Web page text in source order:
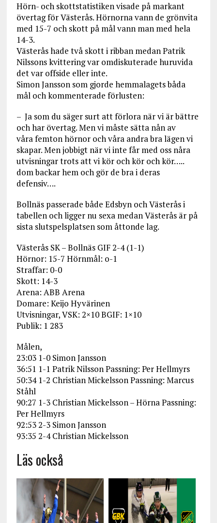
Hörn- och skottstatistiken visade på markant
övertag för Västerås. Hörnorna vann de grönvita
med 15-7 och skott på mål vann man med hela
14-3.
Västerås hade två skott i ribban medan Patrik
Nilssons kvittering var omdiskuterade huruvida
det var offside eller inte.
Simon Jansson som gjorde hemmalagets båda
mål och kommenterade förlusten:
– Ja som du säger surt att förlora när vi är bättre
och har övertag. Men vi måste sätta nån av
våra femton hörnor och våra andra bra lägen vi
skapar. Men jobbigt när vi inte får med oss nåra
utvisningar trots att vi kör och kör och kör…..
dom backar hem och gör de bra i deras
defensiv….
Bollnäs passerade både Edsbyn och Västerås i
tabellen och ligger nu sexa medan Västerås är på
sista slutspelsplatsen som åttonde lag.
Västerås SK – Bollnäs GIF 2-4 (1-1)
Hörnor: 15-7 Hörnmål: o-1
Straffar: 0-0
Skott: 14-3
Arena: ABB Arena
Domare: Keijo Hyvärinen
Utvisningar, VSK: 2×10 BGIF: 1×10
Publik: 1 283
Målen,
23:03 1-0 Simon Jansson
36:51 1-1 Patrik Nilsson Passning: Per Hellmyrs
50:34 1-2 Christian Mickelsson Passning: Marcus
Ståhl
90:27 1-3 Christian Mickelsson – Hörna Passning:
Per Hellmyrs
92:53 2-3 Simon Jansson
93:35 2-4 Christian Mickelsson
Läs också